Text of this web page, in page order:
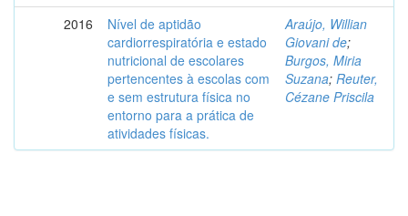
2016
Nível de aptidão
cardiorrespiratória e estado
nutricional de escolares
pertencentes à escolas com
e sem estrutura física no
entorno para a prática de
atividades físicas.
Araújo, Willian
Giovani de;
Burgos, Miria
Suzana; Reuter,
Cézane Priscila